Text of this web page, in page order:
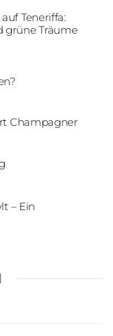
Teneriffa:
grüne Träume
Champagner
– Ein